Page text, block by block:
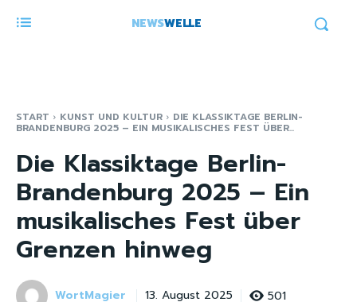
NEWSWELLE
START KUNST UND KULTUR DIE KLASSIKTAGE BERLIN-
BRANDENBURG 2025 – EIN MUSIKALISCHES FEST ÜBER...
Die Klassiktage Berlin-
Brandenburg 2025 – Ein
musikalisches Fest über
Grenzen hinweg
WortMagier 13. August 2025 501